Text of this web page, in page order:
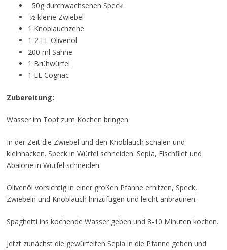
50g durchwachsenen Speck
½ kleine Zwiebel
1 Knoblauchzehe
1-2 EL Olivenöl
200 ml Sahne
1 Brühwürfel
1 EL Cognac
Zubereitung:
Wasser im Topf zum Kochen bringen.
In der Zeit die Zwiebel und den Knoblauch schälen und
kleinhacken. Speck in Würfel schneiden. Sepia, Fischfilet und
Abalone in Würfel schneiden.
Olivenöl vorsichtig in einer großen Pfanne erhitzen, Speck,
Zwiebeln und Knoblauch hinzufügen und leicht anbräunen.
Spaghetti ins kochende Wasser geben und 8-10 Minuten kochen.
Jetzt zunächst die gewürfelten Sepia in die Pfanne geben und